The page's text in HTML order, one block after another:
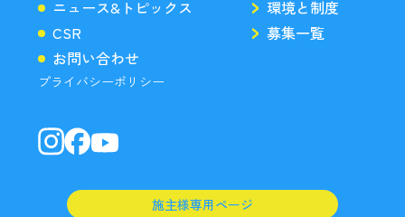
ニュース&トピックス
CSR
お問い合わせ
プライバシーポリシー
環境と制度
募集一覧
施主様専用ページ